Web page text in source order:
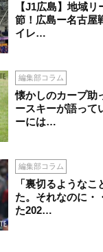
【J1広島】地域
節！広島ー名古屋
イレ…
編集部コラム
懐かしのカープ助
ースキーが語って
ーには…
編集部コラム
「裏切るような
た。それなのに・
た202…